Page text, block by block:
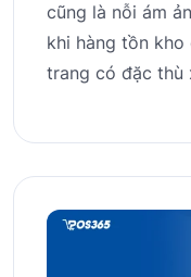
cũng là nỗi ám
khi hàng tồn
trang có đặc thù